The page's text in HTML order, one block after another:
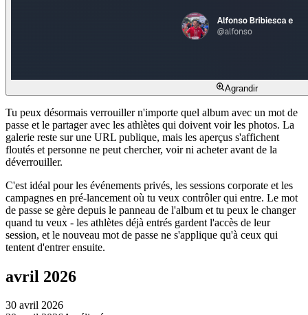
Agrandir
Tu peux désormais verrouiller n'importe quel album avec un mot de
passe et le partager avec les athlètes qui doivent voir les photos. La
galerie reste sur une URL publique, mais les aperçus s'affichent
floutés et personne ne peut chercher, voir ni acheter avant de la
déverrouiller.
C'est idéal pour les événements privés, les sessions corporate et les
campagnes en pré-lancement où tu veux contrôler qui entre. Le mot
de passe se gère depuis le panneau de l'album et tu peux le changer
quand tu veux - les athlètes déjà entrés gardent l'accès de leur
session, et le nouveau mot de passe ne s'applique qu'à ceux qui
tentent d'entrer ensuite.
avril 2026
30 avril 2026